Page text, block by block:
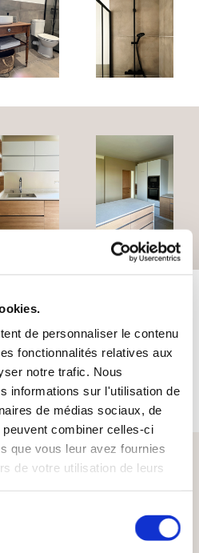
de personnaliser le contenu
fonctionnalités relatives aux
notre trafic. Nous
informations sur l'utilisation de
de médias sociaux, de
combiner celles-ci
que vous leur avez fournies
de votre utilisation de leurs